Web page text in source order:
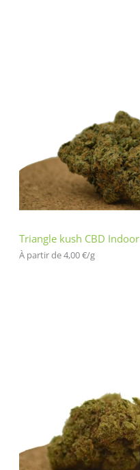
Triangle kush CBD Indoor
À partir de 4,00€/g